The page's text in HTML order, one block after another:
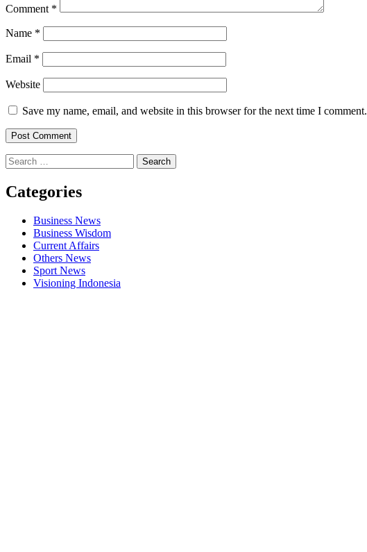
Comment *
Name *
Email *
Website
Save my name, email, and website in this browser for the next time I comment.
Search
for:
Categories
Business News
Business Wisdom
Current Affairs
Others News
Sport News
Visioning Indonesia